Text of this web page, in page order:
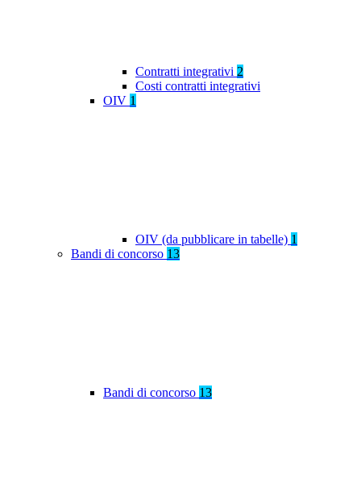
Contratti integrativi 2
Costi contratti integrativi
OIV 1
OIV (da pubblicare in tabelle) 1
Bandi di concorso 13
Bandi di concorso 13